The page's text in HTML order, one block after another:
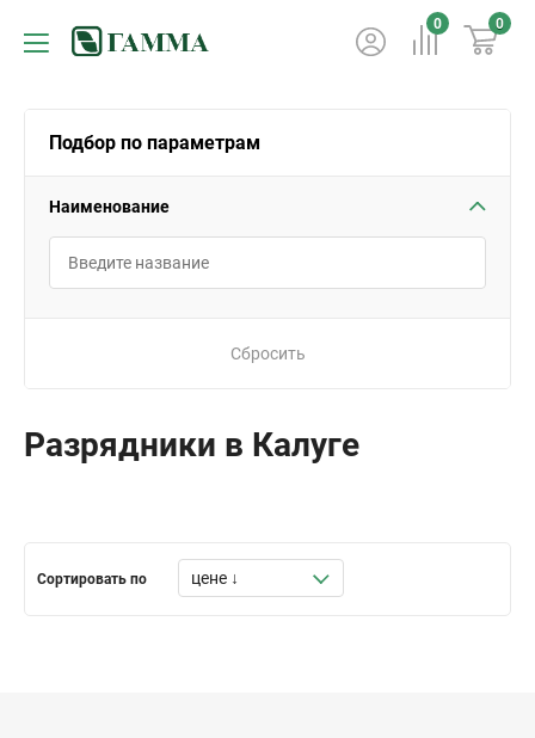
0 0
Подбор по параметрам
Наименование
Сбросить
Разрядники в Калуге
Сортировать по